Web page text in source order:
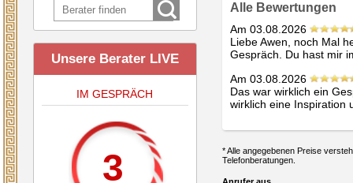
Unsere Berater LIVE
IM GESPRÄCH
3
Alle Bewertungen
Am 03.08.2026
Liebe Awen, noch Mal
Gespräch. Du hast mir
Am 03.08.2026
Das war wirklich ein
wirklich eine Inspiration
* Alle angegebenen Preise
Telefonberatungen.